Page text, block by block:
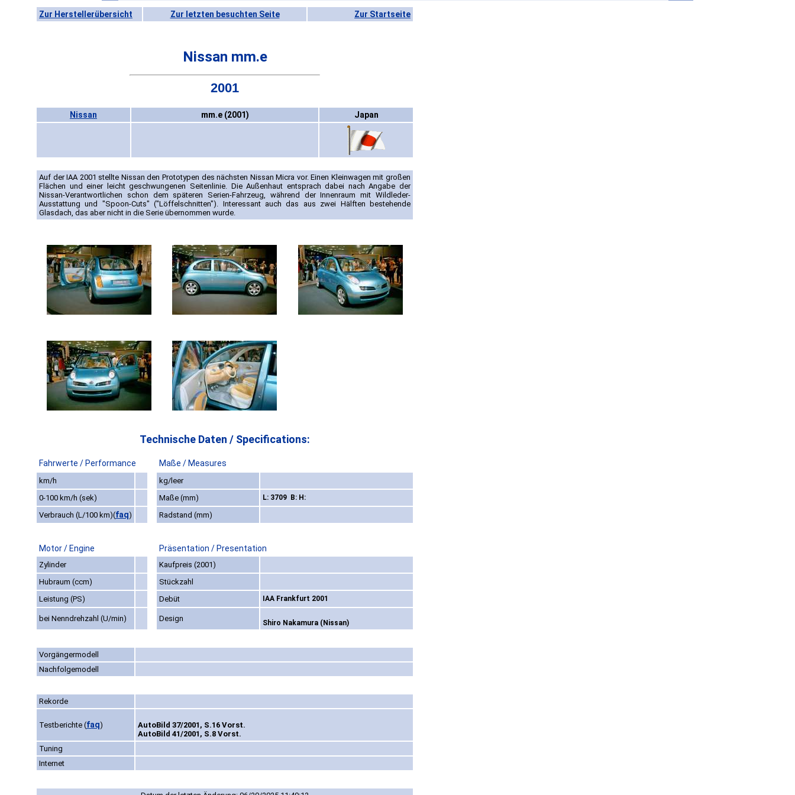
Zur Herstellerübersicht Zur letzten besuchten Seite Zur Startseite
Nissan mm.e
2001
Nissan mm.e (2001) Japan
Auf der IAA 2001 stellte Nissan den Prototypen des nächsten Nissan Micra vor. Einen Kleinwagen mit großen
Flächen und einer leicht geschwungenen Seitenlinie. Die Außenhaut entsprach dabei nach Angabe der
Nissan-Verantwortlichen schon dem späteren Serien-Fahrzeug, während der Innenraum mit Wildleder-
Ausstattung und "Spoon-Cuts" ("Löffelschnitten"). Interessant auch das aus zwei Hälften bestehende
Glasdach, das aber nicht in die Serie übernommen wurde.
Technische Daten / Specifications:
Fahrwerte / Performance Maße / Measures
km/h
kg/leer
0-100 km/h (sek)
Maße (mm) L: 3709 B: H:
Verbrauch (L/100 km)(faq) Radstand (mm)
Motor / Engine Präsentation / Presentation
Zylinder
Kaufpreis (2001)
Hubraum (ccm)
Stückzahl
Leistung (PS)
Debüt IAA Frankfurt 2001
bei Nenndrehzahl (U/min) Design Shiro Nakamura (Nissan)
Vorgängermodell
Nachfolgemodell
Rekorde
Testberichte (faq)
AutoBild 37/2001, S.16 Vorst.
AutoBild 41/2001, S.8 Vorst.
Tuning
Internet